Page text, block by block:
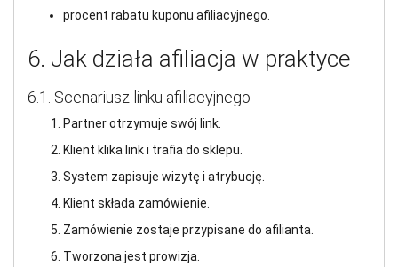
procent rabatu kuponu afiliacyjnego.
6. Jak działa afiliacja w praktyce
6.1. Scenariusz linku afiliacyjnego
Partner otrzymuje swój link.
Klient klika link i trafia do sklepu.
System zapisuje wizytę i atrybucję.
Klient składa zamówienie.
Zamówienie zostaje przypisane do afilianta.
Tworzona jest prowizja.